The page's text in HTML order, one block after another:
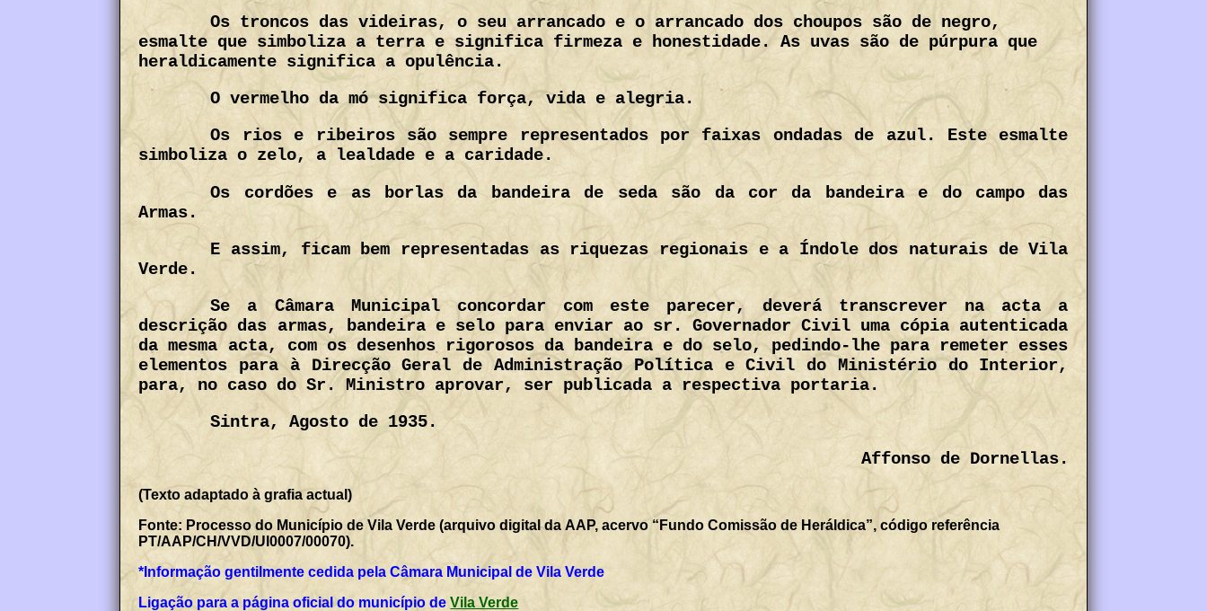
Os troncos das videiras, o seu arrancado e o arrancado dos choupos são de negro,
esmalte que simboliza a terra e significa firmeza e honestidade. As uvas são de púrpura que
heraldicamente significa a opulência.
O vermelho da mó significa força, vida e alegria.
Os rios e ribeiros são sempre representados por faixas ondadas de azul. Este esmalte
simboliza o zelo, a lealdade e a caridade.
Os cordões e as borlas da bandeira de seda são da cor da bandeira e do campo das
Armas.
E assim, ficam bem representadas as riquezas regionais e a Índole dos naturais de Vila
Verde.
Se a Câmara Municipal concordar com este parecer, deverá transcrever na acta a
descrição das armas, bandeira e selo para enviar ao sr. Governador Civil uma cópia autenticada
da mesma acta, com os desenhos rigorosos da bandeira e do selo, pedindo-lhe para remeter esses
elementos para à Direcção Geral de Administração Política e Civil do Ministério do Interior,
para, no caso do Sr. Ministro aprovar, ser publicada a respectiva portaria.
Sintra, Agosto de 1935.
Affonso de Dornellas.
(Texto adaptado à grafia actual)
Fonte: Processo do Município de Vila Verde (arquivo digital da AAP, acervo “Fundo Comissão de Heráldica”, código referência
PT/AAP/CH/VVD/UI0007/00070).
*Informação gentilmente cedida pela Câmara Municipal de Vila Verde
Ligação para a página oficial do município deVila Verde